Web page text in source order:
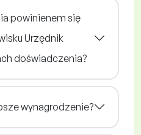
powinienem się
Urzędnik
doświadczenia?
wynagrodzenie?